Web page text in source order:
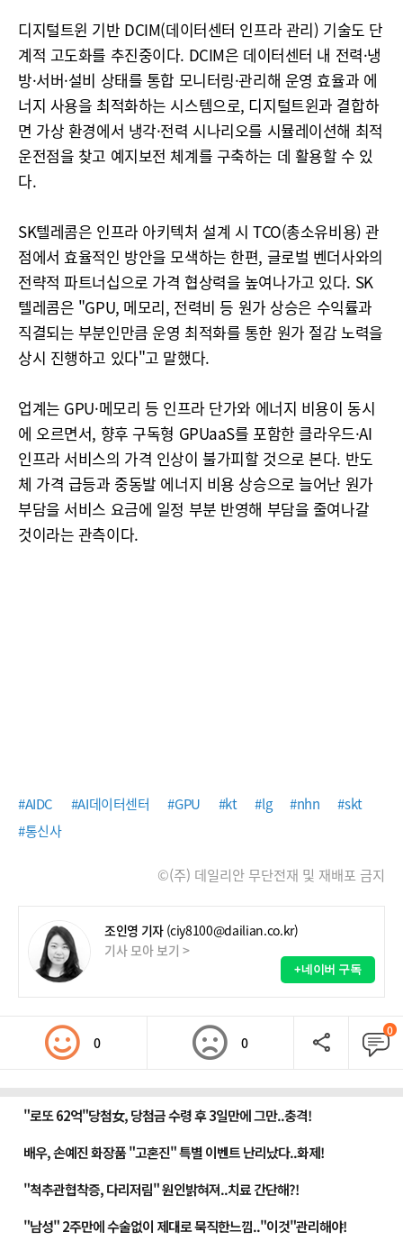
디지털트윈 기반 DCIM(데이터센터 인프라 관리) 기술도 단
계적 고도화를 추진중이다. DCIM은 데이터센터 내 전력·냉
방·서버·설비 상태를 통합 모니터링·관리해 운영 효율과 에
너지 사용을 최적화하는 시스템으로, 디지털트윈과 결합하
면 가상 환경에서 냉각·전력 시나리오를 시뮬레이션해 최적
운전점을 찾고 예지보전 체계를 구축하는 데 활용할 수 있
다.
SK텔레콤은 인프라 아키텍처 설계 시 TCO(총소유비용) 관
점에서 효율적인 방안을 모색하는 한편, 글로벌 벤더사와의
전략적 파트너십으로 가격 협상력을 높여나가고 있다. SK
텔레콤은 "GPU, 메모리, 전력비 등 원가 상승은 수익률과
직결되는 부분인만큼 운영 최적화를 통한 원가 절감 노력을
상시 진행하고 있다"고 말했다.
업계는 GPU·메모리 등 인프라 단가와 에너지 비용이 동시
에 오르면서, 향후 구독형 GPUaaS를 포함한 클라우드·AI
인프라 서비스의 가격 인상이 불가피할 것으로 본다. 반도
체 가격 급등과 중동발 에너지 비용 상승으로 늘어난 원가
부담을 서비스 요금에 일정 부분 반영해 부담을 줄여나갈
것이라는 관측이다.
#AIDC #AI데이터센터 #GPU #kt #lg #nhn
#skt
#통신사
©(주) 데일리안 무단전재 및 재배포 금지
조인영 기자 (ciy8100@dailian.co.kr)
기사 모아 보기 >
+네이버 구독
0 0
0